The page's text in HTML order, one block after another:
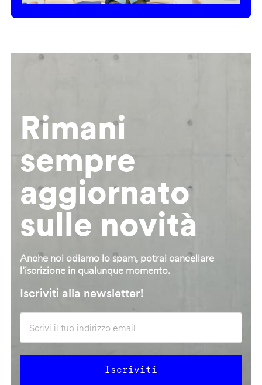
Rimani
sempre
aggiornato
sulle novità
Anche noi odiamo lo spam, potrai cancellare
l’iscrizione in qualunque momento.
Iscriviti alla newsletter!